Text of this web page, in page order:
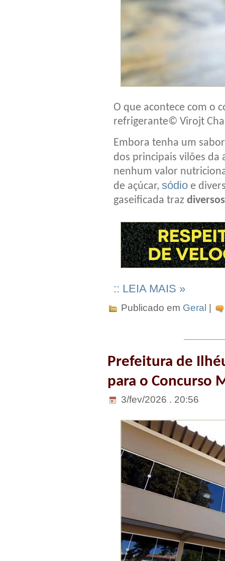
O que acontece com o
refrigerante© Virojt
Embora tenha um
dos principais vilões da
nenhum valor
de açúcar, sódio e
gaseificada traz
:: LEIA MAIS »
Publicado em Geral
Prefeitura de
para o Concurso
3/fev/2026 . 20:56